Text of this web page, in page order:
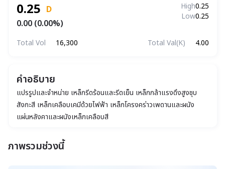
0.25 D
0.00 (0.00%)
High0.25
Low0.25
Total Vol 16,300 Total Val(K) 4.00
คำอธิบาย
แปรรูปและจำหน่าย เหล็กรีดร้อนและรีดเย็น เหล็กกล้าแรงดึงสูงชุบ
สังกะสี เหล็กเคลือบเคมีด้วยไฟฟ้า เหล็กโครงคร่าวเพดานและผนัง
แผ่นหลังคาและผนังเหล็กเคลือบสี
ภาพรวมช่วงนี้